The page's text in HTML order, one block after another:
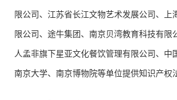
限公司、江苏省长江文物艺术发展公司、上
限公司、途牛集团、南京贝湾教育科技有限
人孟非旗下星亚文化餐饮管理有限公司、中
南京大学、南京博物院等单位提供知识产权